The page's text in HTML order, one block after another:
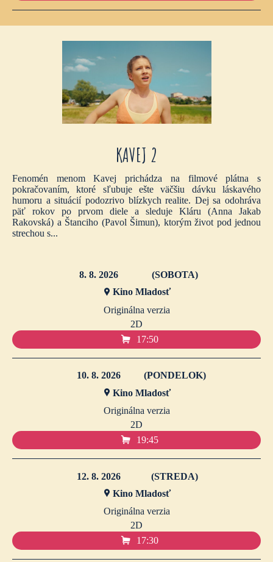
KAVEJ 2
Fenomén menom Kavej prichádza na filmové plátna s
pokračovaním, ktoré sľubuje ešte väčšiu dávku láskavého
humoru a situácií podozrivo blízkych realite. Dej sa odohráva
päť rokov po prvom diele a sleduje Kláru (Anna Jakab
Rakovská) a Štanciho (Pavol Šimun), ktorým život pod jednou
strechou s...
8. 8. 2026
(SOBOTA)
Kino Mladosť
Originálna verzia
2D
17:50
10. 8. 2026
(PONDELOK)
Kino Mladosť
Originálna verzia
2D
19:45
12. 8. 2026
(STREDA)
Kino Mladosť
Originálna verzia
2D
17:30